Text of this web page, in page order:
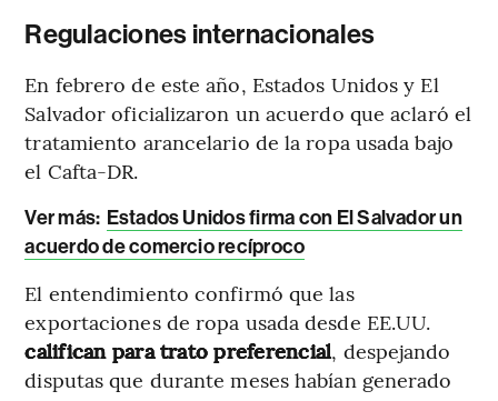
Regulaciones internacionales
En febrero de este año, Estados Unidos y El
Salvador oficializaron un acuerdo que aclaró el
tratamiento arancelario de la ropa usada bajo
el Cafta-DR.
Ver más: Estados Unidos firma con El Salvador un
acuerdo de comercio recíproco
El entendimiento confirmó que las
exportaciones de ropa usada desde EE.UU.
califican para trato preferencial, despejando
disputas que durante meses habían generado